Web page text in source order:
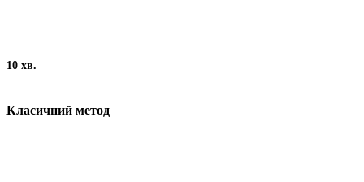
10 хв.
Класичний метод